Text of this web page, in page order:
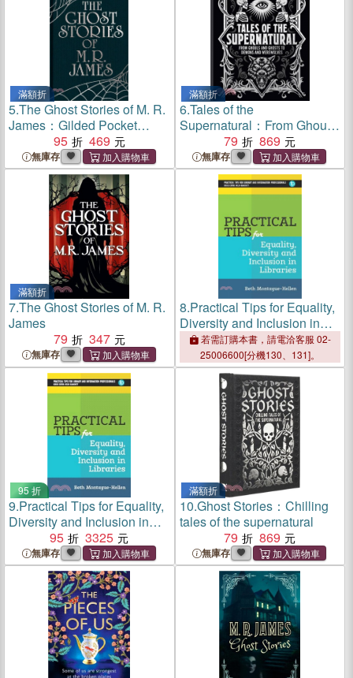
滿額折
5.The Ghost Stories of M. R.
James：Gilded Pocket
95 469
無庫存
滿額折
6.Tales of the
Supernatural：From Ghouls
and Ghosts to Demons and
Werewolves
79 869
無庫存
滿額折
7.The Ghost Stories of M. R.
James
79
347
無庫存
8.Practical Tips for Equality,
Diversity and Inclusion in
Libraries
若需訂購本書，請電洽客服 02-
25006600[分機130、131]。
95 折
9.Practical Tips for Equality,
Diversity and Inclusion in
Libraries95 3325
無庫存
滿額折
10.Ghost Stories：Chilling
tales of the supernatural
79
869
無庫存